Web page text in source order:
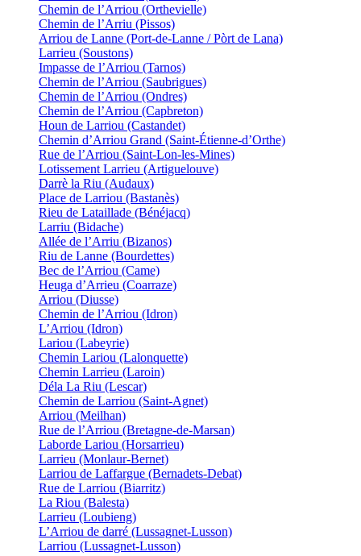
Chemin de l’Arriou (Orthevielle)
Chemin de l’Arriu (Pissos)
Arriou de Lanne (Port-de-Lanne / Pòrt de Lana)
Larrieu (Soustons)
Impasse de l’Arriou (Tarnos)
Chemin de l’Arriou (Saubrigues)
Chemin de l’Arriou (Ondres)
Chemin de l’Arriou (Capbreton)
Houn de Larriou (Castandet)
Chemin d’Arriou Grand (Saint-Étienne-d’Orthe)
Rue de l’Arriou (Saint-Lon-les-Mines)
Lotissement Larrieu (Artiguelouve)
Darrè la Riu (Audaux)
Place de Larriou (Bastanès)
Rieu de Lataillade (Bénéjacq)
Larriu (Bidache)
Allée de l’Arriu (Bizanos)
Riu de Lanne (Bourdettes)
Bec de l’Arriou (Came)
Heuga d’Arrieu (Coarraze)
Arriou (Diusse)
Chemin de l’Arriou (Idron)
L’Arriou (Idron)
Lariou (Labeyrie)
Chemin Lariou (Lalonquette)
Chemin Larrieu (Laroin)
Déla La Riu (Lescar)
Chemin de Larriou (Saint-Agnet)
Arriou (Meilhan)
Rue de l’Arriou (Bretagne-de-Marsan)
Laborde Lariou (Horsarrieu)
Larrieu (Monlaur-Bernet)
Larriou de Laffargue (Bernadets-Debat)
Rue de Larriou (Biarritz)
La Riou (Balesta)
Larrieu (Loubieng)
L’Arriou de darré (Lussagnet-Lusson)
Larriou (Lussagnet-Lusson)